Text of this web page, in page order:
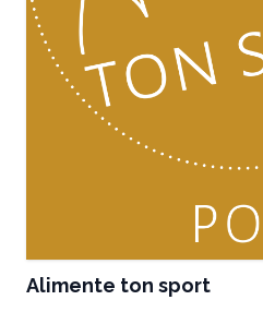
Alimente ton sport